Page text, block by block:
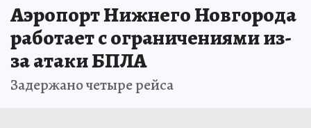
Аэропорт Нижнего Новгорода
работает с ограничениями из-
за атаки БПЛА
Задержано четыре рейса